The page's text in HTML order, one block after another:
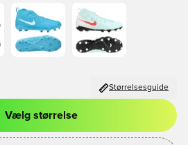
Størrelsesguide
ind eller tilmelde dig som medlem
Vælg størrelse